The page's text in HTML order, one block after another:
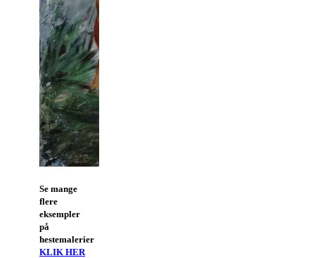
Se mange
flere
eksempler
på
hestemalerier
KLIK HER